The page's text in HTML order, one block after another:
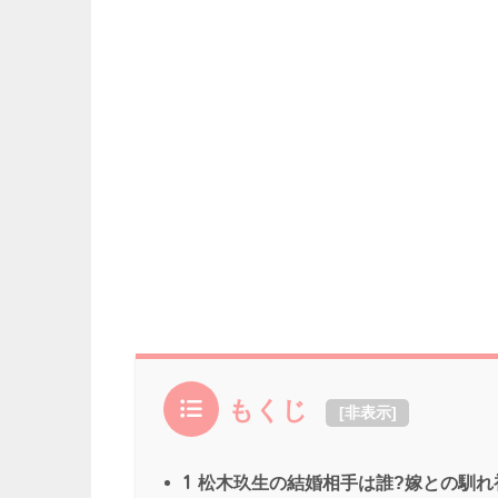
もくじ [非表示]
1 松木玖生の結婚相手は誰?嫁との馴